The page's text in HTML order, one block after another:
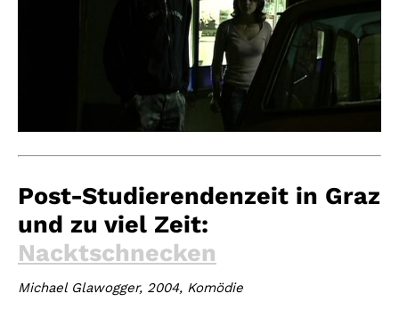
Post-Studierendenzeit in Graz
und zu viel Zeit:
Nacktschnecken
Michael Glawogger, 2004, Komödie